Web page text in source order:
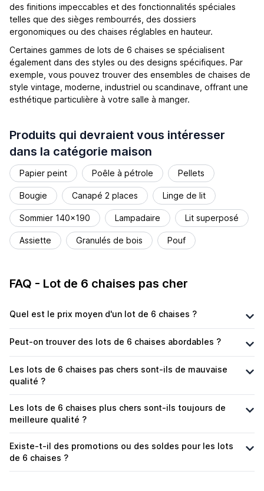
des finitions impeccables et des fonctionnalités spéciales
telles que des sièges rembourrés, des dossiers
ergonomiques ou des chaises réglables en hauteur.
Certaines gammes de lots de 6 chaises se spécialisent
également dans des styles ou des designs spécifiques. Par
exemple, vous pouvez trouver des ensembles de chaises de
style vintage, moderne, industriel ou scandinave, offrant une
esthétique particulière à votre salle à manger.
Produits qui devraient vous intéresser
dans la catégorie maison
Papier peint Poêle à pétrole Pellets
Bougie Canapé 2 places Linge de lit
Sommier 140x190 Lampadaire Lit superposé
Assiette Granulés de bois Pouf
FAQ - Lot de 6 chaises pas cher
Quel est le prix moyen d'un lot de 6 chaises ?
Peut-on trouver des lots de 6 chaises abordables ?
Les lots de 6 chaises pas chers sont-ils de mauvaise
qualité ?
Les lots de 6 chaises plus chers sont-ils toujours de
meilleure qualité ?
Existe-t-il des promotions ou des soldes pour les lots
de 6 chaises ?